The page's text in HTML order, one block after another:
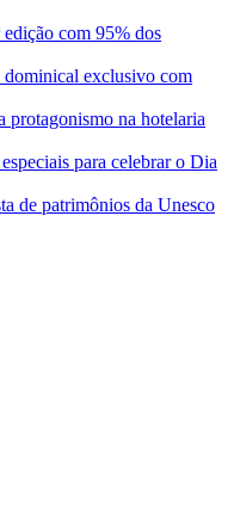
com 95% dos
exclusivo com
protagonismo na hotelaria
para celebrar o Dia
de patrimônios da Unesco